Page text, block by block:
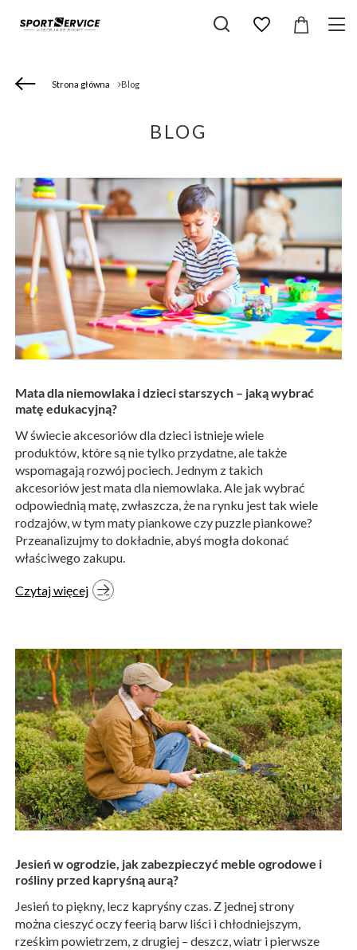
Strona główna Blog
BLOG
Mata dla niemowlaka i dzieci starszych – jaką wybrać
matę edukacyjną?
W świecie akcesoriów dla dzieci istnieje wiele
produktów, które są nie tylko przydatne, ale także
wspomagają rozwój pociech. Jednym z takich
akcesoriów jest mata dla niemowlaka. Ale jak wybrać
odpowiednią matę, zwłaszcza, że na rynku jest tak wiele
rodzajów, w tym maty piankowe czy puzzle piankowe?
Przeanalizujmy to dokładnie, abyś mogła dokonać
właściwego zakupu.
Czytaj więcej
Jesień w ogrodzie, jak zabezpieczyć meble ogrodowe i
rośliny przed kapryśną aurą?
Jesień to piękny, lecz kapryśny czas. Z jednej strony
można cieszyć oczy feerią barw liści i chłodniejszym,
rześkim powietrzem, z drugiej – deszcz, wiatr i pierwsze